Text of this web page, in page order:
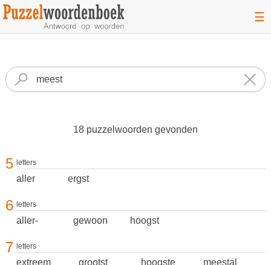
☰
18 puzzelwoorden gevonden
5 letters
aller ergst
6 letters
aller- gewoon hoogst
7 letters
extreem grootst hoogste
meestal